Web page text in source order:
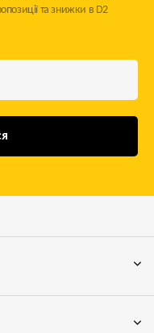
та знижки в D2